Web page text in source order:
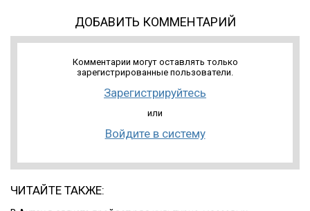
ДОБАВИТЬ КОММЕНТАРИЙ
Комментарии могут оставлять только
зарегистрированные пользователи.
Зарегистрируйтесь
или
Войдите в систему
ЧИТАЙТЕ ТАКЖЕ: